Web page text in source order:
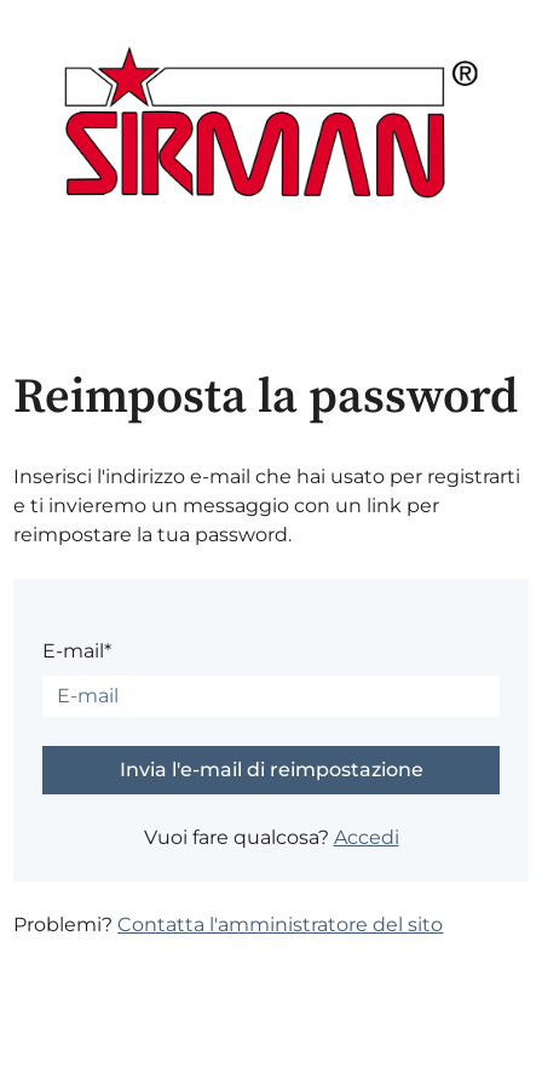
Reimposta la password
Inserisci l'indirizzo e-mail che hai usato per registrarti
e ti invieremo un messaggio con un link per
reimpostare la tua password.
E-mail*
Vuoi fare qualcosa? Accedi
Problemi?Contatta l'amministratore del sito